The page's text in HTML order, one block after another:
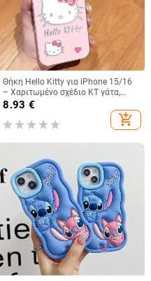
Θήκη Hello Kitty για iPhone 15/16
– Χαριτωμένο σχέδιο KT γάτα,
λευκό ή μαύρο, Ανθεκτική σε
8.93 €
add_shopping_cart